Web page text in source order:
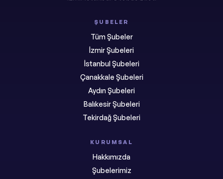
ŞUBELER
Tüm Şubeler
İzmir Şubeleri
İstanbul Şubeleri
Çanakkale Şubeleri
Aydın Şubeleri
Balıkesir Şubeleri
Tekirdağ Şubeleri
KURUMSAL
Hakkımızda
Şubelerimiz